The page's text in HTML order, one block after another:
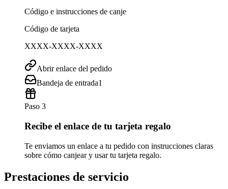
Código e instrucciones de canje
Código de tarjeta
XXXX-XXXX-XXXX
Abrir enlace del pedido
Bandeja de entrada1
Paso 3
Recibe el enlace de tu tarjeta regalo
Te enviamos un enlace a tu pedido con instrucciones claras
sobre cómo canjear y usar tu tarjeta regalo.
Prestaciones de servicio